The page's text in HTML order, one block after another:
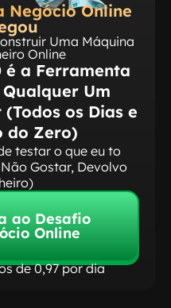
Negócio Online
Uma Máquina
Online
é a Ferramenta
Um
os Dias e
do Zero)
testar o que eu to
Gostar, Devolvo
ao Desafio
Online
de 0,97 por dia